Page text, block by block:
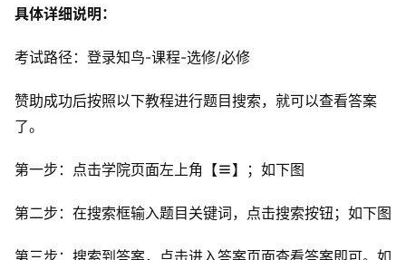
具体详细说明：
考试路径：登录知鸟-课程-选修/必修
赞助成功后按照以下教程进行题目搜索，就可以查看答案
了。
第一步：点击学院页面左上角【≡】；如下图
第二步：在搜索框输入题目关键词，点击搜索按钮；如下图